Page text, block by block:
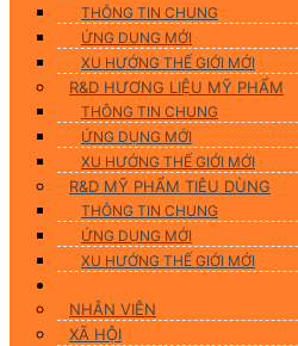
THÔNG TIN CHUNG
ỨNG DUNG MỚI
XU HƯỚNG THẾ GIỚI MỚI
R&D HƯƠNG LIỆU MỸ PHẨM
THÔNG TIN CHUNG
ỨNG DỤNG MỚI
XU HƯỚNG THẾ GIỚI MỚI
R&D MỸ PHẨM TIÊU DÙNG
THÔNG TIN CHUNG
ỨNG DỤNG MỚI
XU HƯỚNG THẾ GIỚI MỚI
NHÂN VIÊN
XÃ HỘI